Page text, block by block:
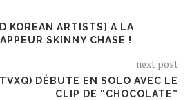
KOREAN ARTISTS] A LA
SKINNY CHASE !
next post
DÉBUTE EN SOLO AVEC LE
CLIP DE “CHOCOLATE”